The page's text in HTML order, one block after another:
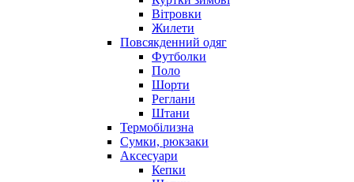
Вітровки
Жилети
Повсякденний одяг
Футболки
Поло
Шорти
Реглани
Штани
Термобілизна
Сумки, рюкзаки
Аксесуари
Кепки